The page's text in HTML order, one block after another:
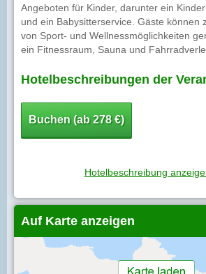
Angeboten für Kinder, darunter ein
und ein Babysitterservice. Gäste können
von Sport- und Wellnessmöglichkeiten
ein Fitnessraum, Sauna und
Hotelbeschreibungen der
Buchen (ab 278 €)
Hotelbeschreibung
Auf Karte anzeigen